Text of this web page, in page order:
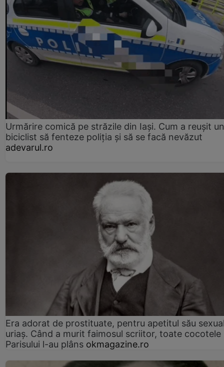
Urmărire comică pe străzile din Iași. Cum a reușit un
biciclist să fenteze poliția și să se facă nevăzut
adevarul.ro
Era adorat de prostituate, pentru apetitul său
uriaș. Când a murit faimosul scriitor, toate cocotele
Parisului l-au plâns okmagazine.ro